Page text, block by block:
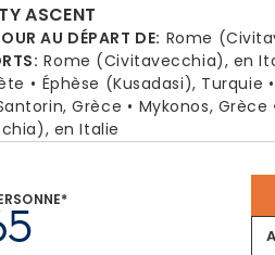
ASCENT
AU DÉPART DE: Rome
: Rome (Civitavecchia), en
Éphèse (Kusadasi), Turquie
Grèce Mykonos, Grèce
en Italie